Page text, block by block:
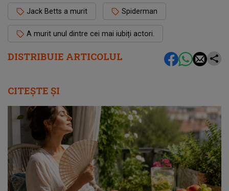
DISTRIBUIE ARTICOLUL
Jack Betts a murit Spiderman
A murit unul dintre cei mai iubiți actori.
CITEȘTE ȘI